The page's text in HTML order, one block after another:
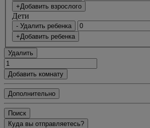
+Добавить взрослого
Дети
- Удалить ребенка
+Добавить ребенка
Удалить
Добавить комнату
Дополнительно
Поиск
Куда вы отправляетесь?